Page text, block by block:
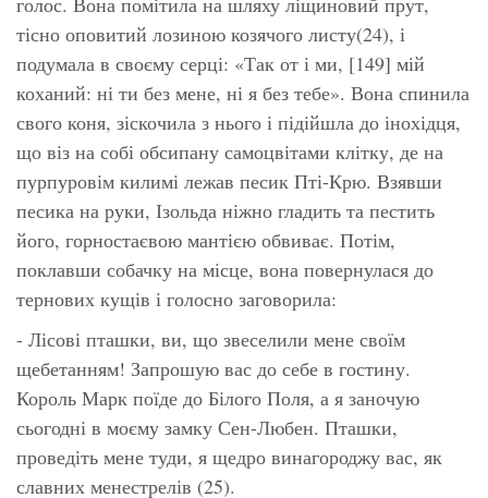
тісно оповитий лозиною козячого листу(24), і
подумала в своєму серці: «Так от і ми, [149] мій
коханий: ні ти без мене, ні я без тебе». Вона спинила
свого коня, зіскочила з нього і підійшла до інохідця,
що віз на собі обсипану самоцвітами клітку, де на
пурпуровім килимі лежав песик Пті-Крю. Взявши
песика на руки, Ізольда ніжно гладить та пестить
його, горностаєвою мантією обвиває. Потім,
поклавши собачку на місце, вона повернулася до
тернових кущів і голосно заговорила:
- Лісові пташки, ви, що звеселили мене своїм
щебетанням! Запрошую вас до себе в гостину.
Король Марк поїде до Білого Поля, а я заночую
сьогодні в моєму замку Сен-Любен. Пташки,
проведіть мене туди, я щедро винагороджу вас, як
славних менестрелів (25).